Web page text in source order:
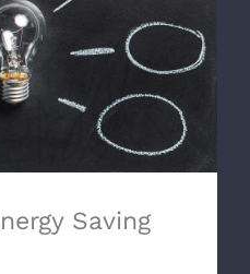
Saving Bulbs
Saving